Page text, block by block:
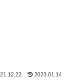
2023.01.14